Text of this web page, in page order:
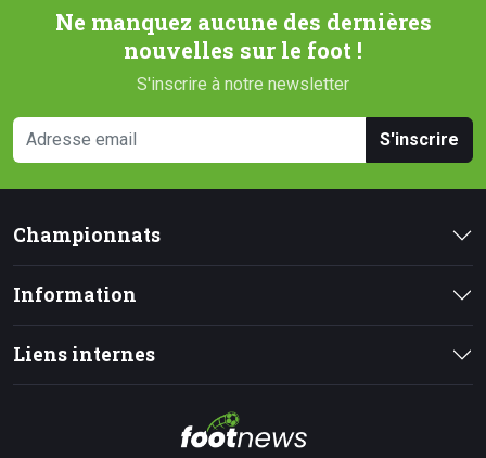
Ne manquez aucune des dernières
nouvelles sur le foot !
S'inscrire à notre newsletter
S'inscrire
Championnats
Information
Liens internes